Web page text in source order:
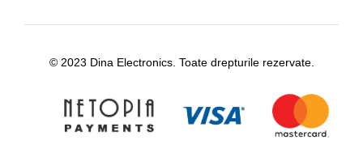
© 2023 Dina Electronics. Toate drepturile rezervate.